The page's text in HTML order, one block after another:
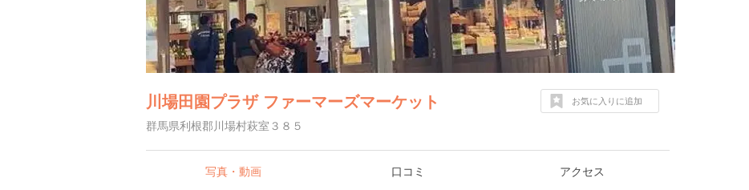
川場田園プラザ ファーマーズマーケット
群馬県利根郡川場村萩室３８５
お気に入りに追加
写真・動画 口コミ アクセス